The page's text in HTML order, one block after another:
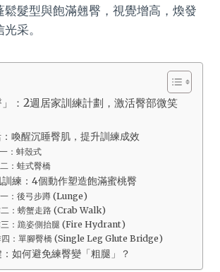
鬆髮型與飽滿翹臀，視覺增高，煥發
采。
：2週居家訓練計劃，激活臀部微笑
喚醒沉睡臀肌，提升訓練成效
：蚌殼式
：蛙式臀橋
練：4個動作塑造飽滿蜜桃臀
：後弓步蹲 (Lunge)
：螃蟹走路 (Crab Walk)
三：跪姿側抬腿 (Fire Hydrant)
四：單腳臀橋 (Single Leg Glute Bridge)
如何避免練臀變「粗腿」？